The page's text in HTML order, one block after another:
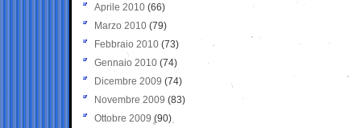
Aprile 2010 (66)
Marzo 2010 (79)
Febbraio 2010 (73)
Gennaio 2010 (74)
Dicembre 2009 (74)
Novembre 2009 (83)
Ottobre 2009 (90)